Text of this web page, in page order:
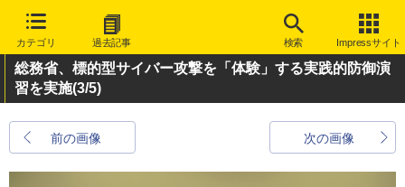
カテゴリ 過去記事 検索 Impressサイト
総務省、標的型サイバー攻撃を「体験」する実践的防御演
習を実施(3/5)
前の画像 次の画像